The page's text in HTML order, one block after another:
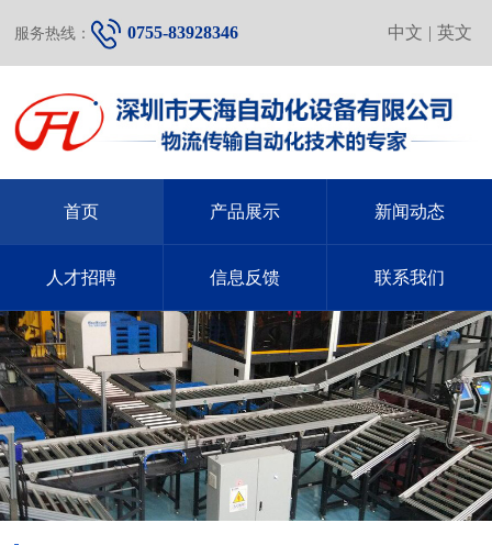
中文 | 英文
服务热线： 0755-83928346
首页 产品展示 新闻动态
人才招聘 信息反馈 联系我们